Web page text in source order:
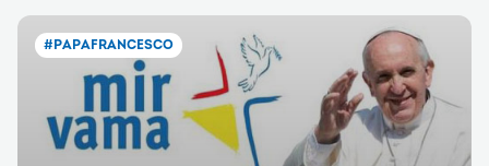
#PAPAFRANCESCO